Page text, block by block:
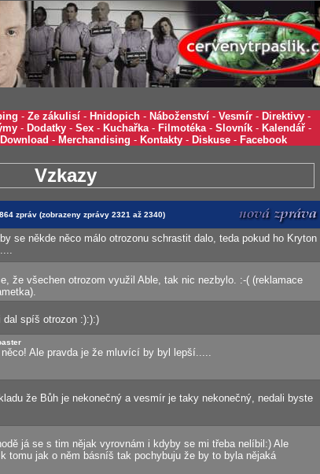
- Ze zákulisí - Hnidopich - Náboženství - Vesmír - Direktivy -
- Dodatky - Sex - Kuchařka- Filmotéka- Slovník - Kalendář -
Download - Merchandising - Kontakty - Diskuse - Facebook
Vzkazy
zpráv (zobrazeny zprávy 2321 až 2340)
se někde něco málo otrozonu schrastit dalo, teda pokud ho Kryton
že všechen otrozom využil Able, tak nic nezbylo. :-( (reklamace
dal spíš otrozon :):):)
něco! Ale pravda je že mluvící by byl lepší.....
že Bůh je nekonečný a vesmír je taky nekonečný, nedali byste
já se s tim nějak vyrovnám i kdyby se mi třeba nelíbil:) Ale
tomu jak o něm básníš tak pochybuju že by to byla nějaká